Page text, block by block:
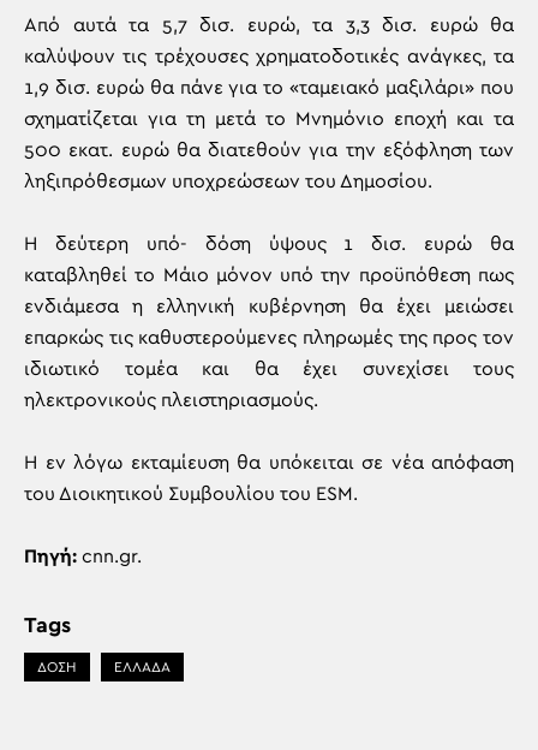
Από αυτά τα 5,7 δισ. ευρώ, τα 3,3 δισ. ευρώ θα
καλύψουν τις τρέχουσες χρηματοδοτικές ανάγκες, τα
1,9 δισ. ευρώ θα πάνε για το «ταμειακό μαξιλάρι» που
σχηματίζεται για τη μετά το Μνημόνιο εποχή και τα
500 εκατ. ευρώ θα διατεθούν για την εξόφληση των
ληξιπρόθεσμων υποχρεώσεων του Δημοσίου.
Η δεύτερη υπό- δόση ύψους 1 δισ. ευρώ θα
καταβληθεί το Μάιο μόνον υπό την προϋπόθεση πως
ενδιάμεσα η ελληνική κυβέρνηση θα έχει μειώσει
επαρκώς τις καθυστερούμενες πληρωμές της προς τον
ιδιωτικό τομέα και θα έχει συνεχίσει τους
ηλεκτρονικούς πλειστηριασμούς.
Η εν λόγω εκταμίευση θα υπόκειται σε νέα απόφαση
του Διοικητικού Συμβουλίου του ESM.
Πηγή: cnn.gr.
Tags
ΔΟΣΗ ΕΛΛΑΔΑ